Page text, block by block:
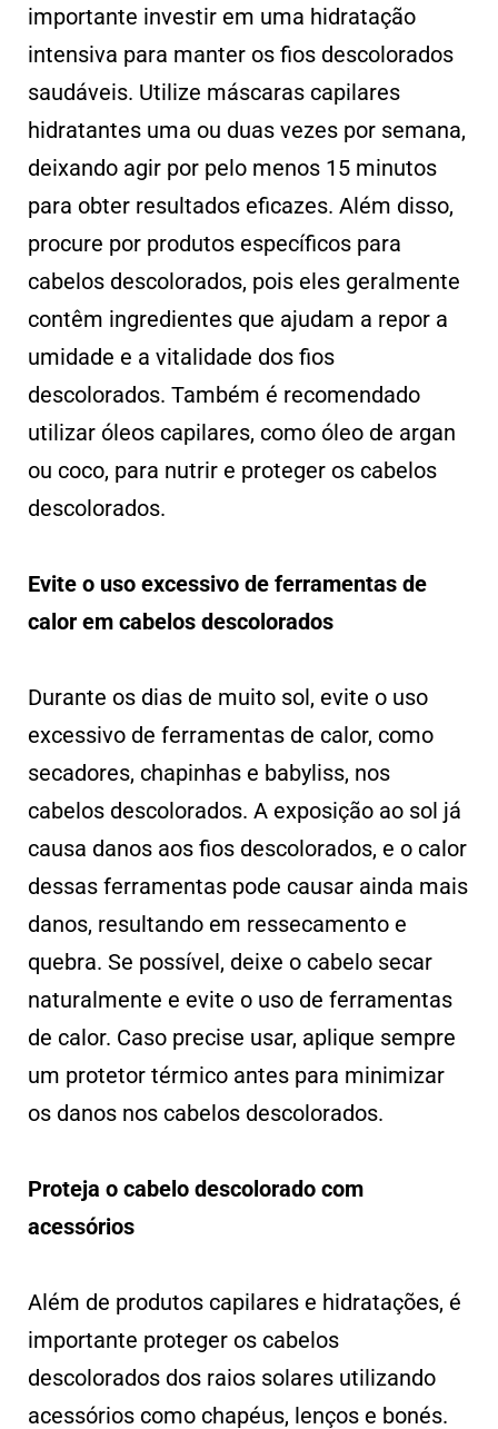
importante investir em uma hidratação
intensiva para manter os fios descolorados
saudáveis. Utilize máscaras capilares
hidratantes uma ou duas vezes por semana,
deixando agir por pelo menos 15 minutos
para obter resultados eficazes. Além disso,
procure por produtos específicos para
cabelos descolorados, pois eles geralmente
contêm ingredientes que ajudam a repor a
umidade e a vitalidade dos fios
descolorados. Também é recomendado
utilizar óleos capilares, como óleo de argan
ou coco, para nutrir e proteger os cabelos
descolorados.
Evite o uso excessivo de ferramentas de
calor em cabelos descolorados
Durante os dias de muito sol, evite o uso
excessivo de ferramentas de calor, como
secadores, chapinhas e babyliss, nos
cabelos descolorados. A exposição ao sol já
causa danos aos fios descolorados, e o calor
dessas ferramentas pode causar ainda mais
danos, resultando em ressecamento e
quebra. Se possível, deixe o cabelo secar
naturalmente e evite o uso de ferramentas
de calor. Caso precise usar, aplique sempre
um protetor térmico antes para minimizar
os danos nos cabelos descolorados.
Proteja o cabelo descolorado com
acessórios
Além de produtos capilares e hidratações, é
importante proteger os cabelos
descolorados dos raios solares utilizando
acessórios como chapéus, lenços e bonés.